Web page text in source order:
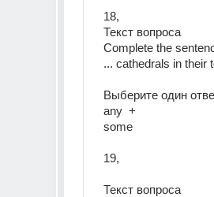
18,
Текст вопроса
Complete the
... cathedrals in
Выберите один
any  +
some
19,
Текст вопроса